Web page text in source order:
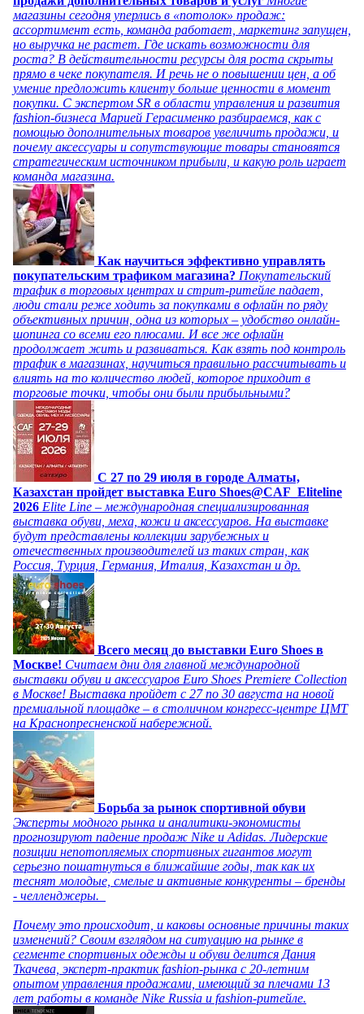
магазины сегодня уперлись в «потолок» продаж:
ассортимент есть, команда работает, маркетинг запущен,
но выручка не растет. Где искать возможности для
роста? В действительности ресурсы для роста скрыты
прямо в чеке покупателя. И речь не о повышении цен, а об
умение предложить клиенту больше ценности в момент
покупки. С экспертом SR в области управления и развития
fashion-бизнеса Марией Герасименко разбираемся, как с
помощью дополнительных товаров увеличить продажи, и
почему аксессуары и сопутствующие товары становятся
стратегическим источником прибыли, и какую роль играет
команда магазина.
Как научиться эффективно управлять
покупательским трафиком магазина? Покупательский
трафик в торговых центрах и стрит-ритейле падает,
люди стали реже ходить за покупками в офлайн по ряду
объективных причин, одна из которых – удобство онлайн-
шопинга со всеми его плюсами. И все же офлайн
продолжает жить и развиваться. Как взять под контроль
трафик в магазинах, научиться правильно рассчитывать и
влиять на то количество людей, которое приходит в
торговые точки, чтобы они были прибыльными?
C 27 по 29 июля в городе Алматы,
Казахстан пройдет выставка Euro Shoes@CAF_Eliteline
2026 Elite Line – международная специализированная
выставка обуви, меха, кожи и аксессуаров. На выставке
будут представлены коллекции зарубежных и
отечественных производителей из таких стран, как
Россия, Турция, Германия, Италия, Казахстан и др.
Всего месяц до выставки Euro Shoes в
Москве! Считаем дни для главной международной
выставки обуви и аксессуаров Euro Shoes Premiere Collection
в Москве! Выставка пройдет с 27 по 30 августа на новой
премиальной площадке – в столичном конгресс-центре ЦМТ
на Краснопресненской набережной.
Борьба за рынок спортивной обуви
Эксперты модного рынка и аналитики-экономисты
прогнозируют падение продаж Nike и Adidas. Лидерские
позиции непотопляемых спортивных гигантов могут
серьезно пошатнуться в ближайшие годы, так как их
теснят молодые, смелые и активные конкуренты – бренды
- челленджеры.
Почему это происходит, и каковы основные причины таких
изменений? Своим взглядом на ситуацию на рынке в
сегменте спортивных одежды и обуви делится Дания
Ткачева, эксперт-практик fashion-рынка с 20-летним
опытом управления продажами, имеющий за плечами 13
лет работы в команде Nike Russia и fashion-ритейле.